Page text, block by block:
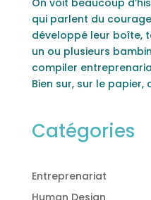
On voit beaucoup
qui parlent du
développé leur boîte,
un ou plusieurs
compiler
Bien sur, sur le papier,
Catégories
Entreprenariat